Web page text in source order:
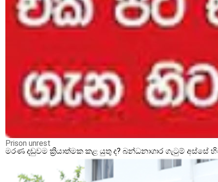
Prison unrest
මරණ දඩුවම ක්‍රියාත්මක කළ යුතු ද? බන්ධනාගාර ගැටුම්